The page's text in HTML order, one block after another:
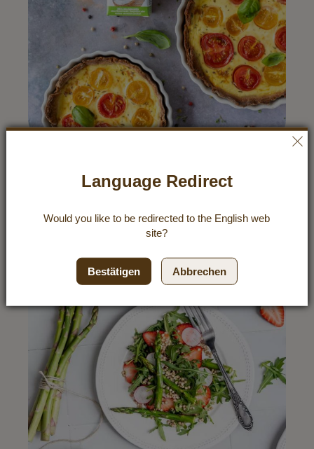
Entdecke unser Rezept für sommerliche Low Carb
Quiche mit Tomaten und Basilikum! Leicht, aromatisch
genießen!
Language Redirect
Would you like to be redirected to the English web
site?
Bestätigen Abbrechen